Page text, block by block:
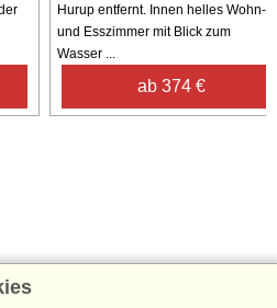
Hurup entfernt. Innen helles Wohn-
und Esszimmer mit Blick zum
Wasser ...
ab 374 €
Fans an